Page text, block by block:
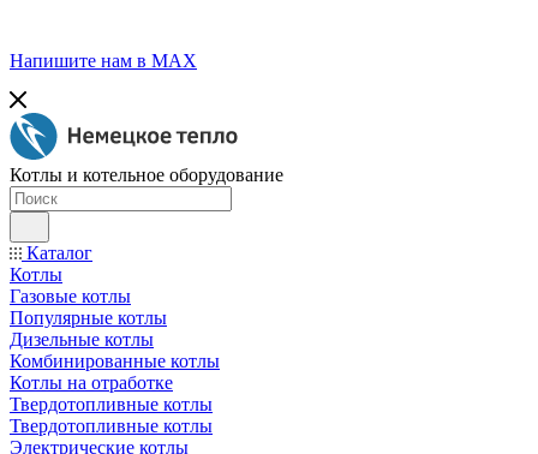
Напишите нам в МАХ
Котлы и котельное оборудование
Каталог
Котлы
Газовые котлы
Популярные котлы
Дизельные котлы
Комбинированные котлы
Котлы на отработке
Твердотопливные котлы
Твердотопливные котлы
Электрические котлы